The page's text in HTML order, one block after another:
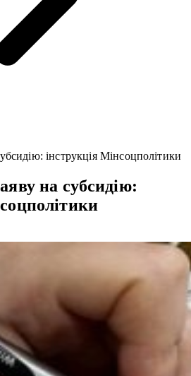
інструкція Мінсоцполітики
на субсидію: